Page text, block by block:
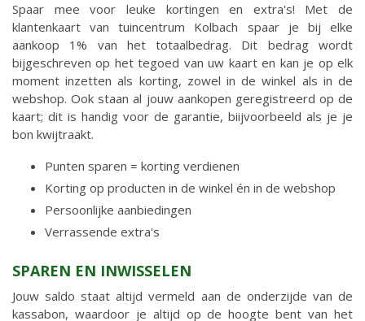
Spaar mee voor leuke kortingen en extra's! Met de
klantenkaart van tuincentrum Kolbach spaar je bij elke
aankoop 1% van het totaalbedrag. Dit bedrag wordt
bijgeschreven op het tegoed van uw kaart en kan je op elk
moment inzetten als korting, zowel in de winkel als in de
webshop. Ook staan al jouw aankopen geregistreerd op de
kaart; dit is handig voor de garantie, biijvoorbeeld als je je
bon kwijtraakt.
Punten sparen = korting verdienen
Korting op producten in de winkel én in de webshop
Persoonlijke aanbiedingen
Verrassende extra's
SPAREN EN INWISSELEN
Jouw saldo staat altijd vermeld aan de onderzijde van de
kassabon, waardoor je altijd op de hoogte bent van het